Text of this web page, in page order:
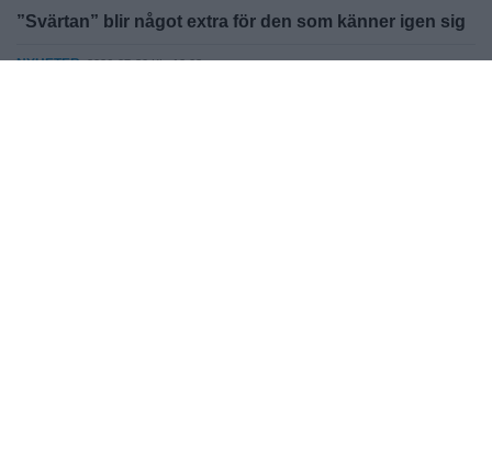
”Svärtan” blir något extra för den som känner igen sig
NYHETER 2026-07-30 KL. 12:03